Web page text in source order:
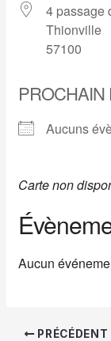
4 passage
Thionville
57100
Aucuns
Carte non
Aucun
PRÉCÉDENT